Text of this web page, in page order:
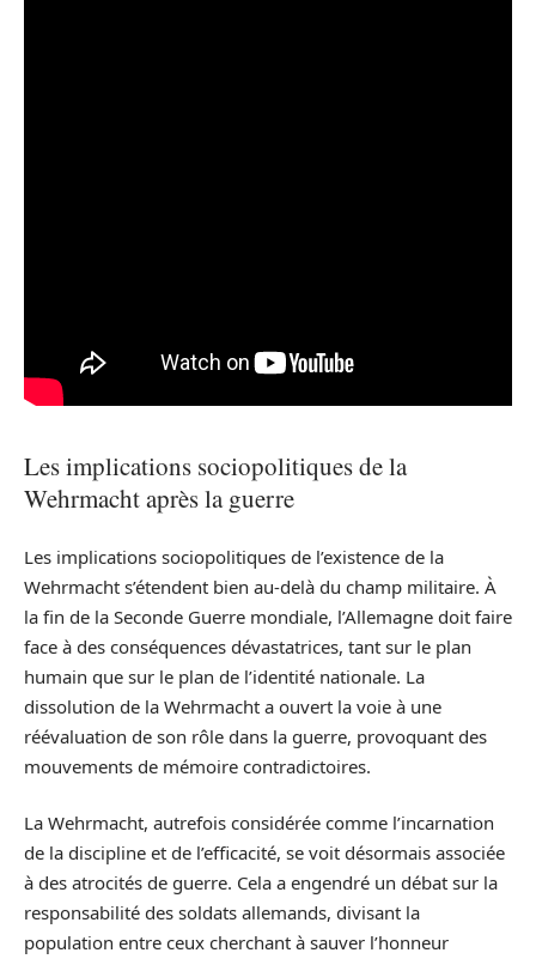
Les implications sociopolitiques de la
Wehrmacht après la guerre
Les implications sociopolitiques de l’existence de la
Wehrmacht s’étendent bien au-delà du champ militaire. À
la fin de la Seconde Guerre mondiale, l’Allemagne doit faire
face à des conséquences dévastatrices, tant sur le plan
humain que sur le plan de l’identité nationale. La
dissolution de la Wehrmacht a ouvert la voie à une
réévaluation de son rôle dans la guerre, provoquant des
mouvements de mémoire contradictoires.
La Wehrmacht, autrefois considérée comme l’incarnation
de la discipline et de l’efficacité, se voit désormais associée
à des atrocités de guerre. Cela a engendré un débat sur la
responsabilité des soldats allemands, divisant la
population entre ceux cherchant à sauver l’honneur